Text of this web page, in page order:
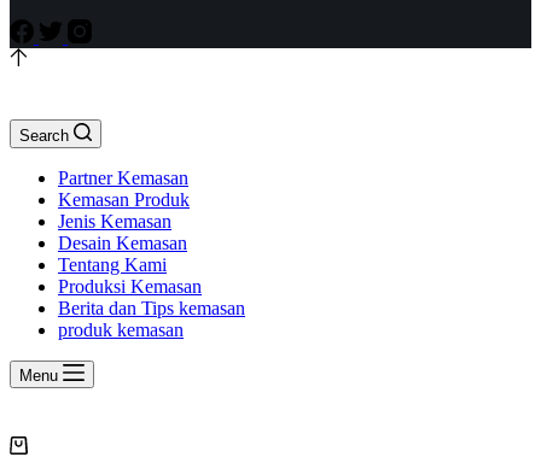
Search
Partner Kemasan
Kemasan Produk
Jenis Kemasan
Desain Kemasan
Tentang Kami
Produksi Kemasan
Berita dan Tips kemasan
produk kemasan
Menu
Shopping